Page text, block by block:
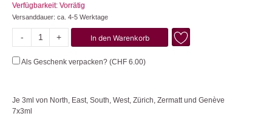
Verfügbarkeit: Vorrätig
Versanddauer: ca. 4-5 Werktage
-
Discovery
Menge
+ In den Warenkorb
Als Geschenk verpacken? (CHF 6.00)
Je 3ml von North, East, South, West, Zürich, Zermatt und Genève
7x3ml